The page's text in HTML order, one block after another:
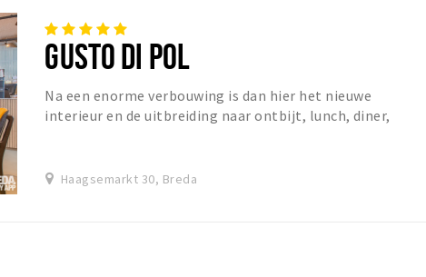
GUSTO DI POL
Na een enorme verbouwing is dan hier het nieuwe
interieur en de uitbreiding naar ontbijt, lunch, diner,
Haagsemarkt 30, Breda